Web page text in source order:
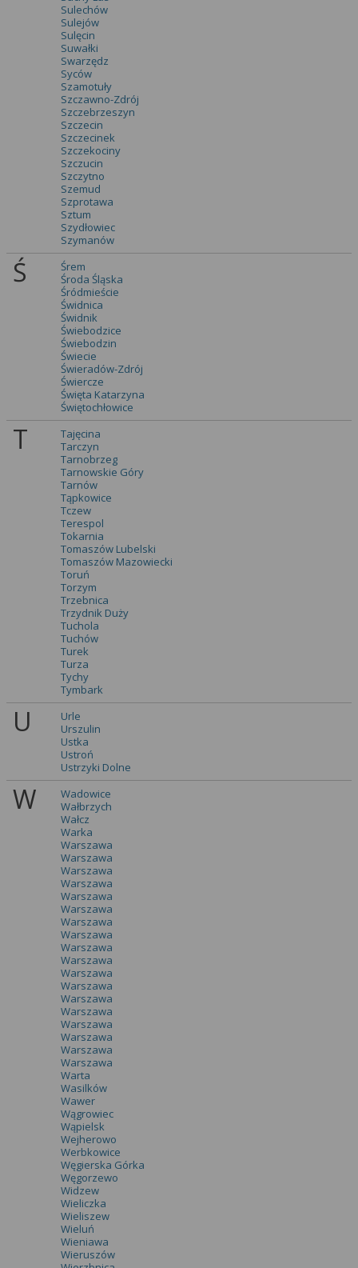
Sulechów
Sulejów
Sulęcin
Suwałki
Swarzędz
Syców
Szamotuły
Szczawno-Zdrój
Szczebrzeszyn
Szczecin
Szczecinek
Szczekociny
Szczucin
Szczytno
Szemud
Szprotawa
Sztum
Szydłowiec
Szymanów
Ś
Śrem
Środa Śląska
Śródmieście
Świdnica
Świdnik
Świebodzice
Świebodzin
Świecie
Świeradów-Zdrój
Świercze
Święta Katarzyna
Świętochłowice
T
Tajęcina
Tarczyn
Tarnobrzeg
Tarnowskie Góry
Tarnów
Tąpkowice
Tczew
Terespol
Tokarnia
Tomaszów Lubelski
Tomaszów Mazowiecki
Toruń
Torzym
Trzebnica
Trzydnik Duży
Tuchola
Tuchów
Turek
Turza
Tychy
Tymbark
U
Urle
Urszulin
Ustka
Ustroń
Ustrzyki Dolne
W
Wadowice
Wałbrzych
Wałcz
Warka
Warszawa
Warszawa
Warszawa
Warszawa
Warszawa
Warszawa
Warszawa
Warszawa
Warszawa
Warszawa
Warszawa
Warszawa
Warszawa
Warszawa
Warszawa
Warszawa
Warszawa
Warszawa
Warta
Wasilków
Wawer
Wągrowiec
Wąpielsk
Wejherowo
Werbkowice
Węgierska Górka
Węgorzewo
Widzew
Wieliczka
Wieliszew
Wieluń
Wieniawa
Wieruszów